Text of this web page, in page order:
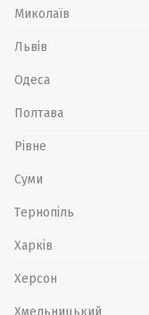
Миколаїв
Львів
Одеса
Полтава
Рівне
Суми
Тернопіль
Харків
Херсон
Хмельницький